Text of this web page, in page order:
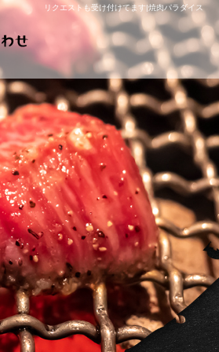
リクエストも受け付けてます|焼肉パラダイス